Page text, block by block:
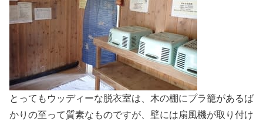
とってもウッディーな脱衣室は、木の棚にプラ籠があるば
かりの至って質素なものですが、壁には扇風機が取り付け